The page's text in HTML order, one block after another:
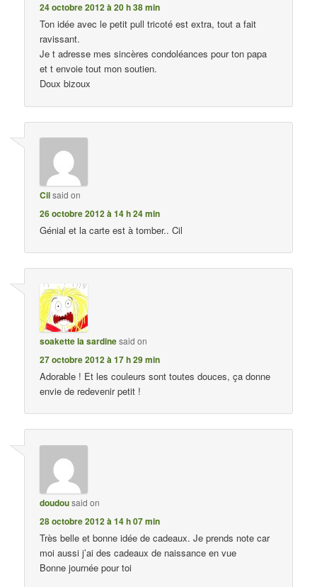
24 octobre 2012 à 20 h 38 min
Ton idée avec le petit pull tricoté est extra, tout a fait
ravissant.
Je t adresse mes sincères condoléances pour ton papa
et t envoie tout mon soutien.
Doux bizoux
Cilsaid on
26 octobre 2012 à 14 h 24 min
Génial et la carte est à tomber.. Cil
soakette la sardinesaid on
27 octobre 2012 à 17 h 29 min
Adorable ! Et les couleurs sont toutes douces, ça donne
envie de redevenir petit !
doudousaid on
28 octobre 2012 à 14 h 07 min
Très belle et bonne idée de cadeaux. Je prends note car
moi aussi j’ai des cadeaux de naissance en vue
Bonne journée pour toi